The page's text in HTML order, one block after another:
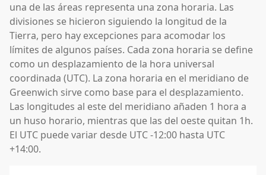
una de las áreas representa una zona horaria. Las
divisiones se hicieron siguiendo la longitud de la
Tierra, pero hay excepciones para acomodar los
límites de algunos países. Cada zona horaria se define
como un desplazamiento de la hora universal
coordinada (UTC). La zona horaria en el meridiano de
Greenwich sirve como base para el desplazamiento.
Las longitudes al este del meridiano añaden 1 hora a
un huso horario, mientras que las del oeste quitan 1h.
El UTC puede variar desde UTC -12:00 hasta UTC
+14:00.